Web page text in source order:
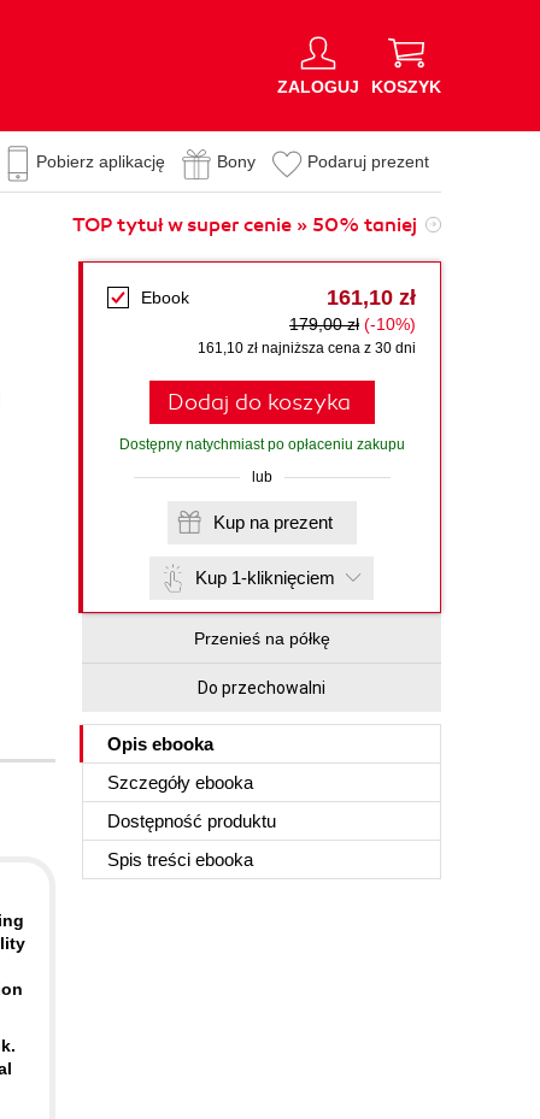
ZALOGUJ KOSZYK
Pobierz aplikację Bony Podaruj prezent
TOP tytuł w super cenie » 50% taniej
Ebook 161,10 zł
179,00 zł (-10%)
161,10 zł najniższa cena z 30 dni
Dodaj do koszyka
Dostępny natychmiast po opłaceniu zakupu
lub
Kup na prezent
Kup 1-kliknięciem
Przenieś na półkę
Do przechowalni
Opis ebooka
Szczegóły ebooka
Dostępność produktu
Spis treści ebooka